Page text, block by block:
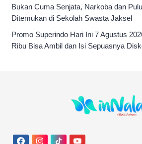
Bukan Cuma Senjata, Narkoba dan
Ditemukan di Sekolah Swasta Jaksel
Promo Superindo Hari Ini 7 Agustus
Ribu Bisa Ambil dan Isi Sepuasnya